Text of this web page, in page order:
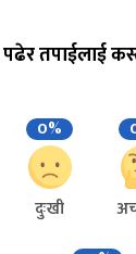
तपाईलाई
0%
दुःखी